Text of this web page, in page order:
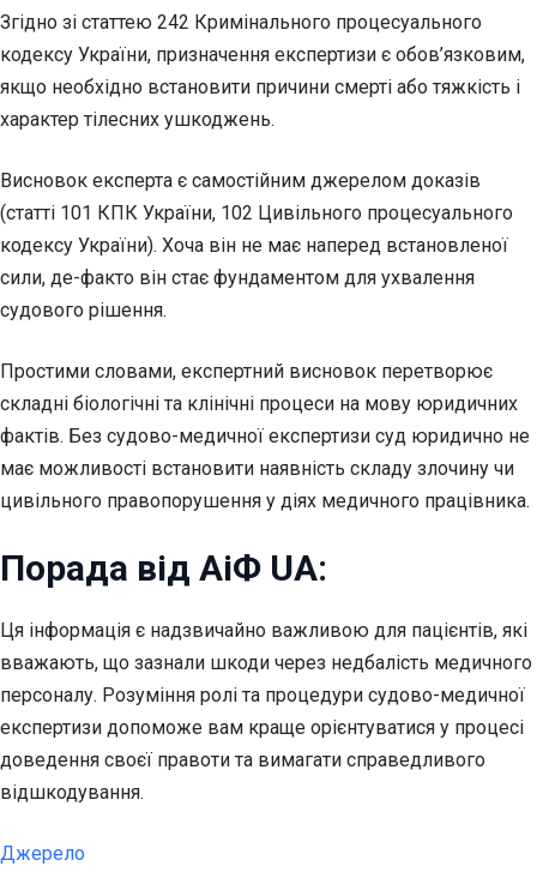
Згідно зі статтею 242 Кримінального процесуального
кодексу України, призначення експертизи є обов’язковим,
якщо необхідно встановити причини смерті або тяжкість і
характер тілесних ушкоджень.
Висновок експерта є самостійним джерелом доказів
(статті 101 КПК України, 102 Цивільного процесуального
кодексу України). Хоча він не має наперед встановленої
сили, де-факто він стає фундаментом для ухвалення
судового рішення.
Простими словами, експертний висновок перетворює
складні біологічні та клінічні процеси на мову юридичних
фактів. Без судово-медичної експертизи суд юридично не
має можливості встановити наявність складу злочину чи
цивільного правопорушення у діях медичного працівника.
Порада від АіФ UA:
Ця інформація є надзвичайно важливою для пацієнтів, які
вважають, що зазнали шкоди через недбалість медичного
персоналу. Розуміння ролі та процедури судово-медичної
експертизи допоможе вам краще орієнтуватися у процесі
доведення своєї правоти та вимагати справедливого
відшкодування.
Джерело